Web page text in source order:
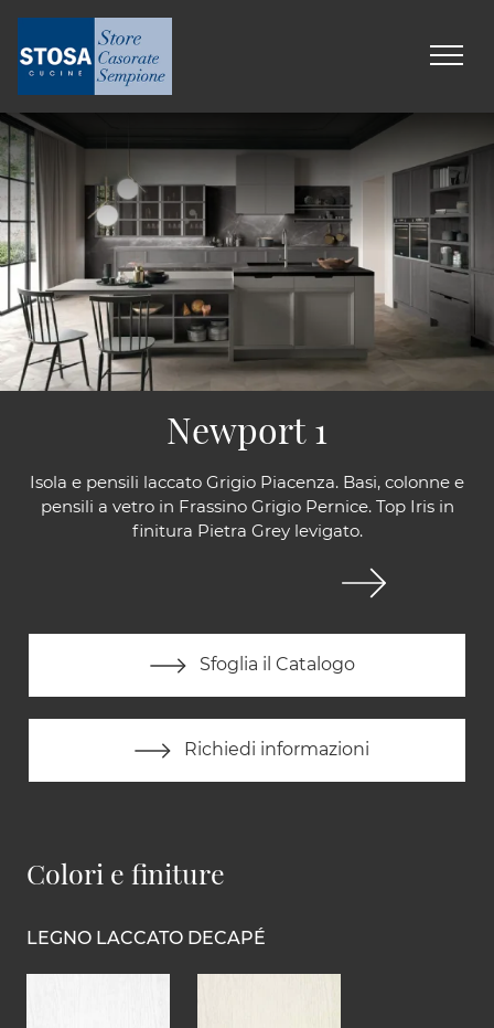
Isola e pensili laccato Grigio Piacenza. Basi, colonne e
pensili a vetro in Frassino Grigio Pernice. Top Iris in
finitura Pietra Grey levigato.
Sfoglia il Catalogo
Richiedi informazioni
Newport 1
Colori e finiture
LEGNO LACCATO DECAPÉ